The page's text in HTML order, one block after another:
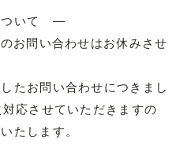
ついて —
お問い合わせはお休みさせ
たお問い合わせにつきまし
応させていただきますの
たします。